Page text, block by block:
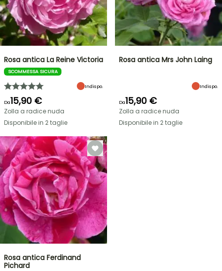
Rosa antica La Reine Victoria
SCOMMESSA SICURA
Indispo.
Da15,90 €
Zolla a radice nuda
Disponibile in 2 taglie
Rosa antica Mrs John Laing
Indispo.
Da15,90 €
Zolla a radice nuda
Disponibile in 2 taglie
Rosa antica Ferdinand
Pichard